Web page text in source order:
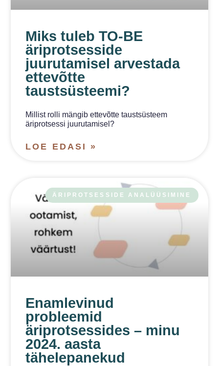
Miks tuleb TO-BE
äriprotsesside
juurutamisel arvestada
ettevõtte
taustsüsteemi?
Millist rolli mängib ettevõtte taustsüsteem
äriprotsessi juurutamisel?
LOE EDASI »
ÄRIPROTSESSIDE ANALÜÜSIMINE
Enamlevinud
probleemid
äriprotsessides – minu
2024. aasta
tähelepanekud